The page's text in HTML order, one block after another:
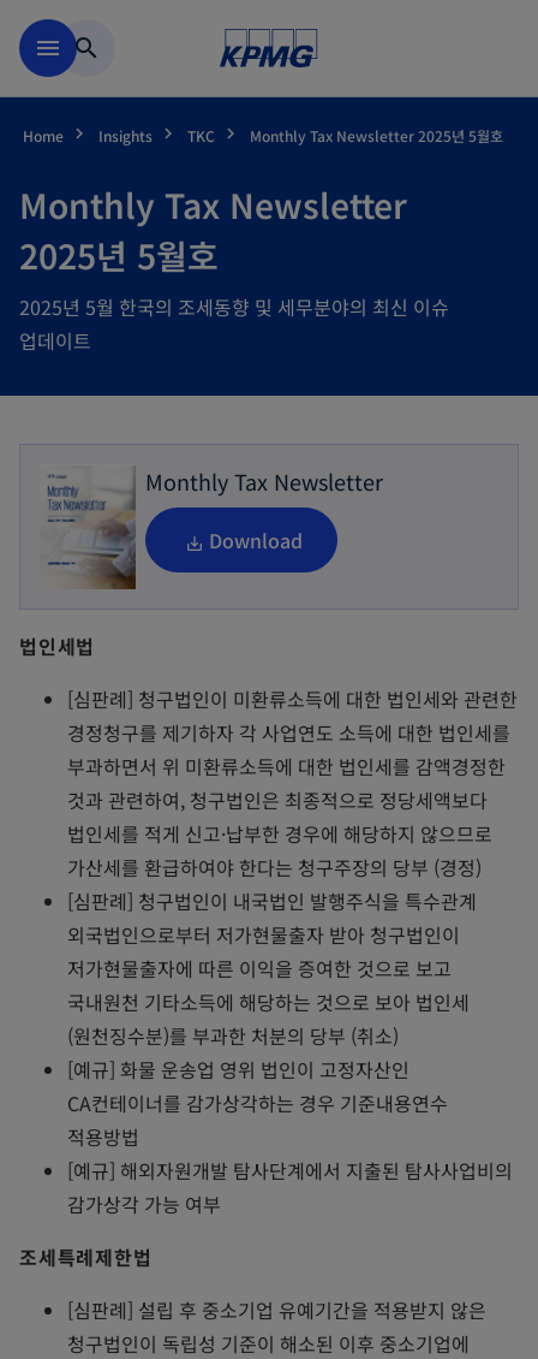
menu search
Home Insights TKC Monthly Tax Newsletter 2025년 5월호
Monthly Tax Newsletter
2025년 5월호
2025년 5월 한국의 조세동향 및 세무분야의 최신 이슈
업데이트
Monthly Tax Newsletter
Download
o
p
e
i
n
a
n
e
w
t
a
b
법인세법
[심판례] 청구법인이 미환류소득에 대한 법인세와 관련한
경정청구를 제기하자 각 사업연도 소득에 대한 법인세를
부과하면서 위 미환류소득에 대한 법인세를 감액경정한
것과 관련하여, 청구법인은 최종적으로 정당세액보다
법인세를 적게 신고·납부한 경우에 해당하지 않으므로
가산세를 환급하여야 한다는 청구주장의 당부 (경정)
[심판례] 청구법인이 내국법인 발행주식을 특수관계
외국법인으로부터 저가현물출자 받아 청구법인이
저가현물출자에 따른 이익을 증여한 것으로 보고
국내원천 기타소득에 해당하는 것으로 보아 법인세
(원천징수분)를 부과한 처분의 당부 (취소)
[예규] 화물 운송업 영위 법인이 고정자산인
CA컨테이너를 감가상각하는 경우 기준내용연수
적용방법
[예규] 해외자원개발 탐사단계에서 지출된 탐사사업비의
감가상각 가능 여부
조세특례제한법
[심판례] 설립 후 중소기업 유예기간을 적용받지 않은
청구법인이 독립성 기준이 해소된 이후 중소기업에